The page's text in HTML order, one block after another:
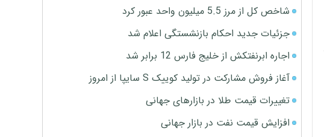
شاخص کل از مرز 5.5 میلیون واحد عبور کرد
جزئیات جدید احکام بازنشستگی اعلام شد
اجاره ابرنفتکش از خلیج فارس 12 برابر شد
آغاز فروش مشارکت در تولید کوییک S سایپا از امروز
تغییرات قیمت طلا در بازارهای جهانی
افزایش قیمت نفت در بازار جهانی